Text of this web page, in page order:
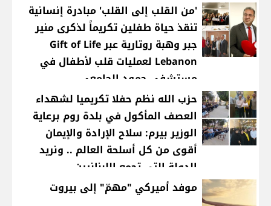
'من القلب إلى القلب' مبادرة إنسانية
تنقذ حياة طفلين تكريماً لذكرى منير
جبر وهبة روتارية عبر Gift of Life
Lebanon لعمليات قلب لأطفال في
مستشفى حمود الجامعي
حزب الله نظم حفلا تكريميا لشهداء
العصف المأكول في بلدة روم برعاية
الوزير بيرم: سلاح الإرادة والإيمان
أقوى من كل أسلحة العالم .. ونريد
الدولة التي تجمع اللبنانيين
موفد أميركي "مهمّ" إلى بيروت